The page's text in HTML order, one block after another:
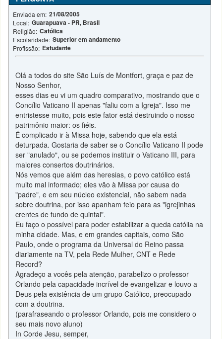
Enviada em: 21/08/2005
Local: Guarapuava - PR, Brasil
Religião: Católica
Escolaridade: Superior em andamento
Profissão: Estudante
Olá a todos do site São Luís de Montfort, graça e paz de
Nosso Senhor,
esses dias eu vi um quadro comparativo, mostrando que o
Concílio Vaticano II apenas "faliu com a Igreja". Isso me
entristesse muito, pois este fator está destruindo o nosso
patrimônio maior: os fiéis.
É complicado ir à Missa hoje, sabendo que ela está
deturpada. Gostaria de saber se o Concílio Vaticano II pode
ser "anulado", ou se podemos instituir o Vaticano III, para
maiores consertos doutrinários.
Nós vemos que além das heresias, o povo católico está
muito mal informado; eles vão à Missa por causa do
"padre", e em seu núcleo existencial, não sabem nada
sobre doutrina, por isso apanham feio para as "igrejinhas
crentes de fundo de quintal".
Eu faço o possível para poder estabilizar a queda católia na
minha cidade. Mas, e em grandes capitais, como São
Paulo, onde o programa da Universal do Reino passa
diariamente na TV, pela Rede Mulher, CNT e Rede
Record?
Agradeço a vocês pela atenção, parabelizo o professor
Orlando pela capacidade incrível de evangelizar e louvo a
Deus pela existência de um grupo Católico, preocupado
com a doutrina.
(parafraseando o professor Orlando, pois me considero o
seu mais novo aluno)
In Corde Jesu, semper,